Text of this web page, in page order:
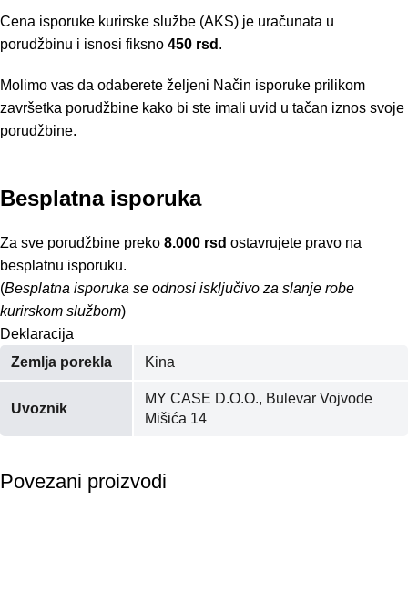
Cena isporuke kurirske službe (AKS) je uračunata u
porudžbinu i isnosi fiksno 450 rsd .
Molimo vas da odaberete željeni Način isporuke prilikom
završetka porudžbine kako bi ste imali uvid u tačan iznos svoje
porudžbine.
Besplatna isporuka
Za sve porudžbine preko 8.000 rsd ostavrujete pravo na
besplatnu isporuku.
(Besplatna isporuka se odnosi isključivo za slanje robe
kurirskom službom)
Deklaracija
Zemlja porekla
Kina
Uvoznik
MY CASE D.O.O., Bulevar Vojvode
Mišića 14
Povezani proizvodi